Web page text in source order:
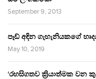
September 9, 2013
පෑඩ් අඳින ගැහැනියකගේ
May 10, 2019
‘රහසිගතව ක්‍රියාත්මක වන